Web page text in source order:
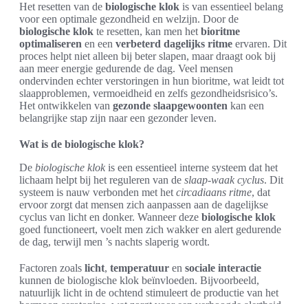
Het resetten van de biologische klok is van essentieel belang
voor een optimale gezondheid en welzijn. Door de
biologische klok te resetten, kan men het bioritme
optimaliseren en een verbeterd dagelijks ritme ervaren. Dit
proces helpt niet alleen bij beter slapen, maar draagt ook bij
aan meer energie gedurende de dag. Veel mensen
ondervinden echter verstoringen in hun bioritme, wat leidt tot
slaapproblemen, vermoeidheid en zelfs gezondheidsrisico’s.
Het ontwikkelen van gezonde slaapgewoonten kan een
belangrijke stap zijn naar een gezonder leven.
Wat is de biologische klok?
De biologische klok is een essentieel interne systeem dat het
lichaam helpt bij het reguleren van de slaap-waak cyclus. Dit
systeem is nauw verbonden met het circadiaans ritme, dat
ervoor zorgt dat mensen zich aanpassen aan de dagelijkse
cyclus van licht en donker. Wanneer deze biologische klok
goed functioneert, voelt men zich wakker en alert gedurende
de dag, terwijl men ’s nachts slaperig wordt.
Factoren zoals licht, temperatuur en sociale interactie
kunnen de biologische klok beïnvloeden. Bijvoorbeeld,
natuurlijk licht in de ochtend stimuleert de productie van het